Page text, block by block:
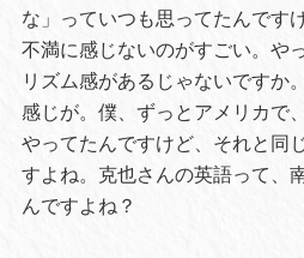
な」っていつも思ってたんです
不満に感じないのがすごい。や
リズム感があるじゃないですか
感じが。僕、ずっとアメリカで
やってたんですけど、それと同
すよね。克也さんの英語って、
んですよね？